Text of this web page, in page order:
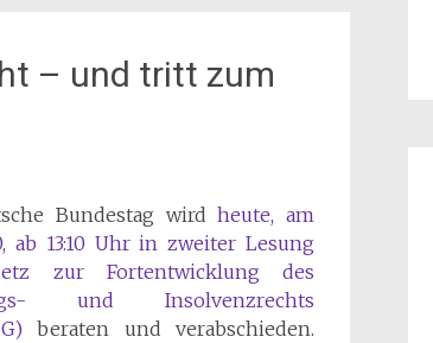
– und tritt zum
Bundestag wirdheute, am
ab 13:10 Uhr in zweiter Lesung
zur Fortentwicklung des
und Insolvenzrechts
beraten und verabschieden.